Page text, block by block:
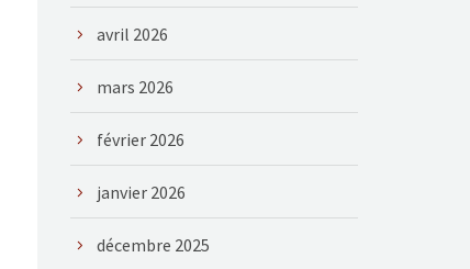
avril 2026
mars 2026
février 2026
janvier 2026
décembre 2025